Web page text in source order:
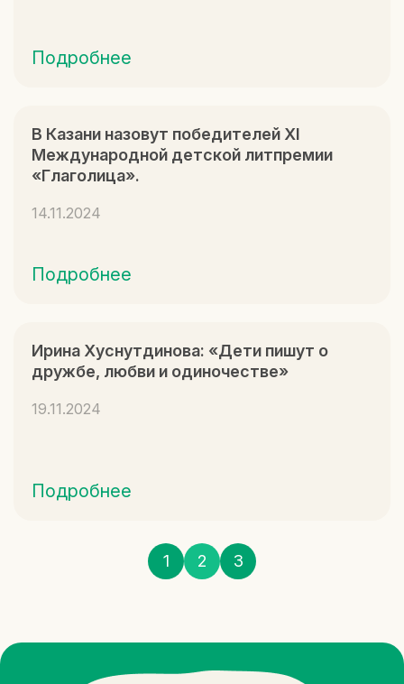
Подробнее
В Казани назовут победителей XI
Международной детской литпремии
«Глаголица».
14.11.2024
Подробнее
Ирина Хуснутдинова: «Дети пишут о
дружбе, любви и одиночестве»
19.11.2024
Подробнее
1 2 3